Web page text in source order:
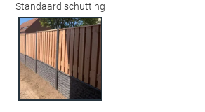
Standaard schutting